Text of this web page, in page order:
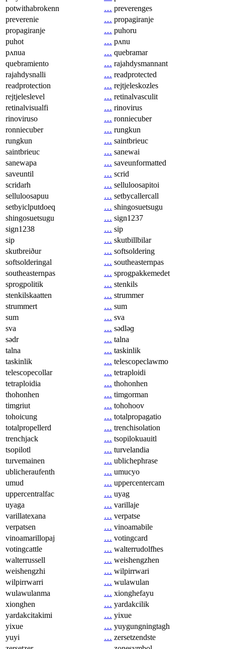
potwithabrokenn
… preverenges
preverenie
… propagiranje
propagiranje
… puhoru
puhot
… pʌnu
pʌnua
… quebramar
quebramiento
… rajahdysmannant
rajahdysnalli
… readprotected
readprotection
… rejtjeleskozles
rejtjeleslevel
… retinalvasculit
retinalvisualfi
… rinovirus
rinoviruso
… ronniecuber
ronniecuber
… rungkun
rungkun
… saintbrieuc
saintbrieuc
… sanewai
sanewapa
… saveunformatted
saveuntil
… scrid
scridarh
… selluloosapitoi
selluloosapuu
… setbycallercall
setbyiclputdoeq
… shingosuetsugu
shingosuetsugu
… sign1237
sign1238
… sip
sip
… skutbillbilar
skutbreiður
… softsoldering
softsolderingal
… southeasternpas
southeasternpas
… sprogpakkemedet
sprogpolitik
… stenkils
stenkilskaatten
… strummer
strummert
… sum
sum
… sva
sva
… sədləɡ
sədr
… talna
talna
… taskinlik
taskinlik
… telescopeclawmo
telescopecollar
… tetraploidi
tetraploidia
… thohonhen
thohonhen
… timgorman
timgriut
… tohohoov
tohoicung
… totalpropagatio
totalpropellerd
… trenchisolation
trenchjack
… tsopilokuauitl
tsopilotl
… turvelandia
turvemainen
… ublichephrase
ublicheraufenth
… umucyo
umud
… uppercentercam
uppercentralfac
… uyag
uyaga
… varillaje
varillatexana
… verpatse
verpatsen
… vinoamabile
vinoamarillopaj
… votingcard
votingcattle
… walterrudolfhes
walterrussell
… weishengzhen
weishengzhi
… wilpirrwari
wilpirrwarri
… wulawulan
wulawulanma
… xionghefayu
xionghen
… yardakcilik
yardakcitakimi
… yixue
yixue
… yuygungningtagh
yuyi
… zersetzendste